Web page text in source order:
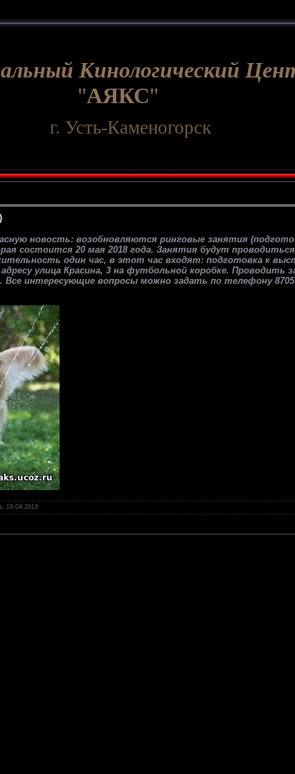
Кинологический
АЯКС"
г. Усть-Каменогорск
новость: возобновляются ринговые занятия
состоится 20 мая 2018 года. Занятия будут
один час, в этот час входят: подготовка к
улица Красина, 3 на футбольной коробке. Проводить
интересующие вопросы можно задать по телефону
19.04.2018